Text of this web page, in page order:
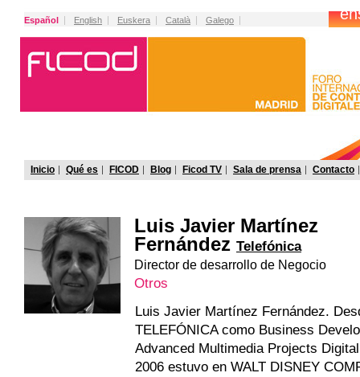
Español English Euskera Català Galego
Luis Javier Martínez
Fernández Telefónica
Director de desarrollo de Negocio
Otros
Luis Javier Martínez Fernández.
TELEFÓNICA como Business
Advanced Multimedia Projects
2006 estuvo en WALT DISNEY
Inicio Qué es FICOD Blog Ficod TV Sala de prensa Contacto